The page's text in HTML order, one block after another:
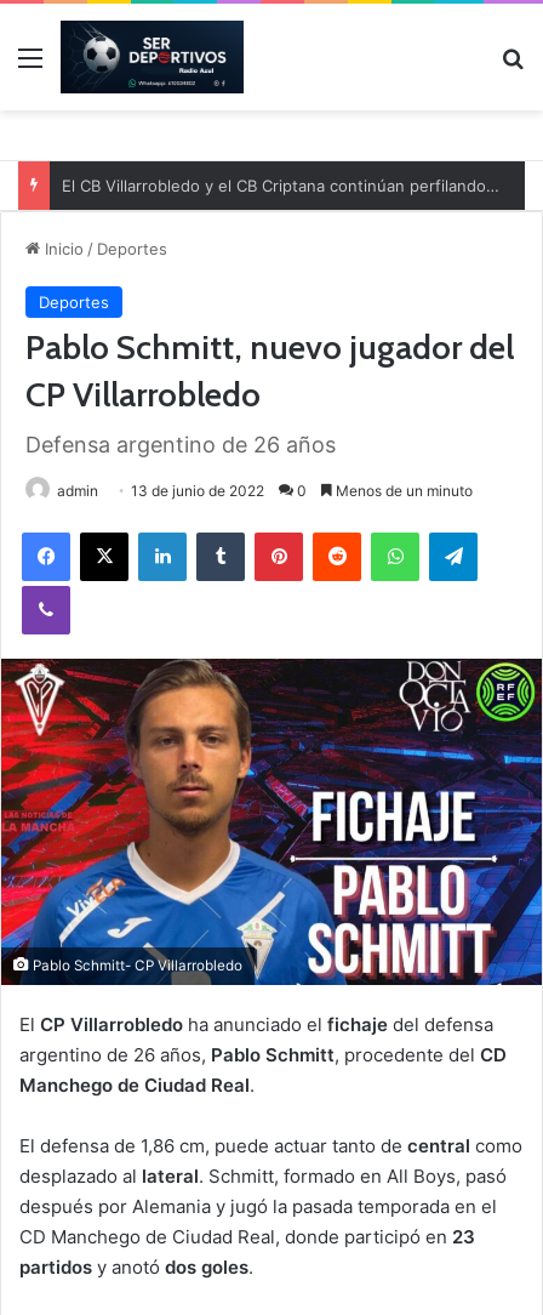
Menú
El CB Villarrobledo y el CB Criptana continúan perfilando sus plantillas
Inicio / Deportes
Deportes
Pablo Schmitt, nuevo jugador del
CP Villarrobledo
Defensa argentino de 26 años
admin 13 de junio de 2022 0 Menos de un minuto
Pablo Schmitt- CP Villarrobledo
El CP Villarrobledo ha anunciado el fichaje del defensa
argentino de 26 años, Pablo Schmitt, procedente del CD
Manchego de Ciudad Real.
El defensa de 1,86 cm, puede actuar tanto de central como
desplazado al lateral. Schmitt, formado en All Boys, pasó
después por Alemania y jugó la pasada temporada en el
CD Manchego de Ciudad Real, donde participó en 23
partidos y anotó dos goles.